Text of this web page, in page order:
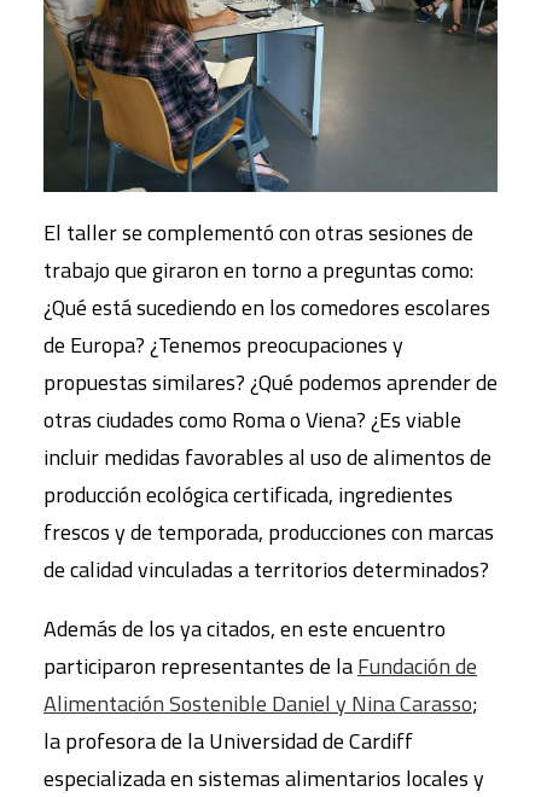
El taller se complementó con otras sesiones de
trabajo que giraron en torno a preguntas como:
¿Qué está sucediendo en los comedores escolares
de Europa? ¿Tenemos preocupaciones y
propuestas similares? ¿Qué podemos aprender de
otras ciudades como Roma o Viena? ¿Es viable
incluir medidas favorables al uso de alimentos de
producción ecológica certificada, ingredientes
frescos y de temporada, producciones con marcas
de calidad vinculadas a territorios determinados?
Además de los ya citados, en este encuentro
participaron representantes de laFundación de
Alimentación Sostenible Daniel y Nina Carasso;
la profesora de la Universidad de Cardiff
especializada en sistemas alimentarios locales y